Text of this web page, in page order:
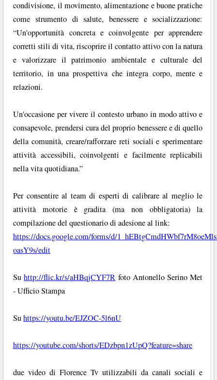
condivisione, il movimento, alimentazione e buone pratiche
come strumento di salute, benessere e socializzazione:
“Un'opportunità concreta e coinvolgente per apprendere
corretti stili di vita, riscoprire il contatto attivo con la natura
e valorizzare il patrimonio ambientale e culturale del
territorio, in una prospettiva che integra corpo, mente e
relazioni.
Un'occasione per vivere il contesto urbano in modo attivo e
consapevole, prendersi cura del proprio benessere e di quello
della comunità, creare/rafforzare reti sociali e sperimentare
attività accessibili, coinvolgenti e facilmente replicabili
nella vita quotidiana.”
Per consentire al team di esperti di calibrare al meglio le
attività motorie è gradita (ma non obbligatoria) la
compilazione del questionario di adesione al link:
https://docs.google.com/forms/d/
oasY9s/edit
Suhttp://flic.kr/s/aHBqjCYF7R foto Antonello Serino Met
- Ufficio Stampa
Suhttps://youtu.be/EJZOC-5l6nU
https://youtube.com/shorts/EDzbpn1zUpQ?feature=share
due video di Florence Tv utilizzabili da canali sociali e